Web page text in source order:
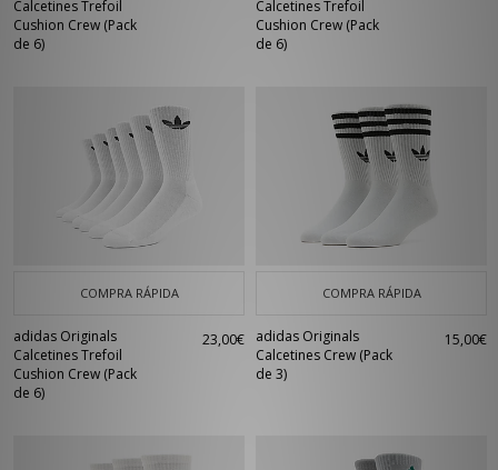
Calcetines Trefoil
Cushion Crew (Pack
de 6)
Calcetines Trefoil
Cushion Crew (Pack
de 6)
COMPRA RÁPIDA
adidas Originals
Calcetines Trefoil
Cushion Crew (Pack
de 6)
23,00€
COMPRA RÁPIDA
adidas Originals
Calcetines Crew (Pack
de 3)
15,00€